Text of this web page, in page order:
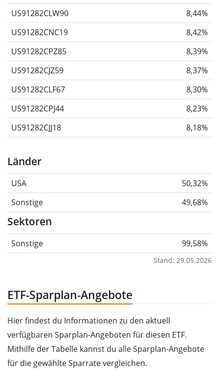
US91282CLW90
8,44%
US91282CNC19
8,42%
US91282CPZ85
8,39%
US91282CJZ59
8,37%
US91282CLF67
8,30%
US91282CPJ44
8,23%
US91282CJJ18
8,18%
Länder
USA
50,32%
Sonstige
49,68%
Sektoren
Sonstige 99,58%
Stand: 29.05.2026
ETF-Sparplan-Angebote
Hier findest du Informationen zu den aktuell
verfügbaren Sparplan-Angeboten für diesen ETF.
Mithilfe der Tabelle kannst du alle Sparplan-Angebote
für die gewählte Sparrate vergleichen.